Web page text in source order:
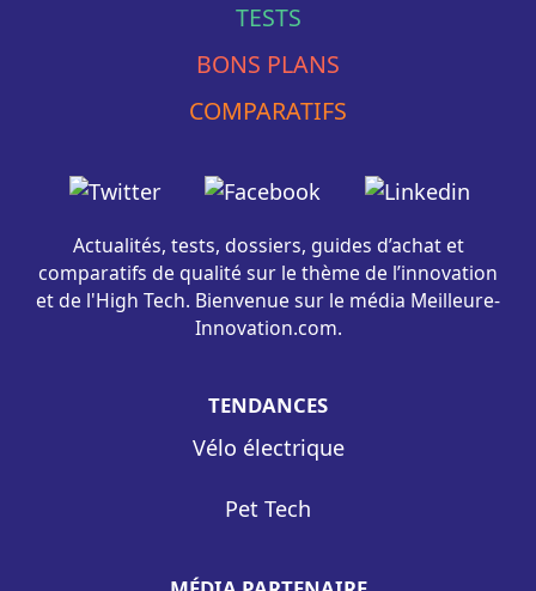
TESTS
BONS PLANS
COMPARATIFS
Actualités, tests, dossiers, guides d’achat et
comparatifs de qualité sur le thème de l’innovation
et de l'High Tech. Bienvenue sur le média Meilleure-
Innovation.com.
TENDANCES
Vélo électrique
Pet Tech